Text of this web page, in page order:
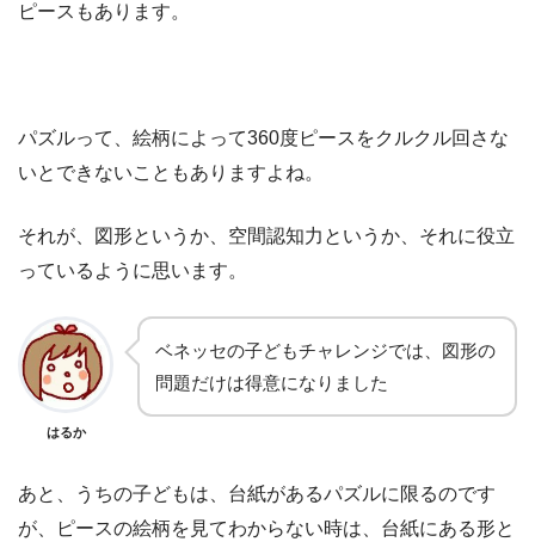
ピースもあります。
パズルって、絵柄によって360度ピースをクルクル回さな
いとできないこともありますよね。
それが、図形というか、空間認知力というか、それに役立
っているように思います。
はるか
ベネッセの子どもチャレンジでは、図形の
問題だけは得意になりました
あと、うちの子どもは、台紙があるパズルに限るのです
が、ピースの絵柄を見てわからない時は、台紙にある形と